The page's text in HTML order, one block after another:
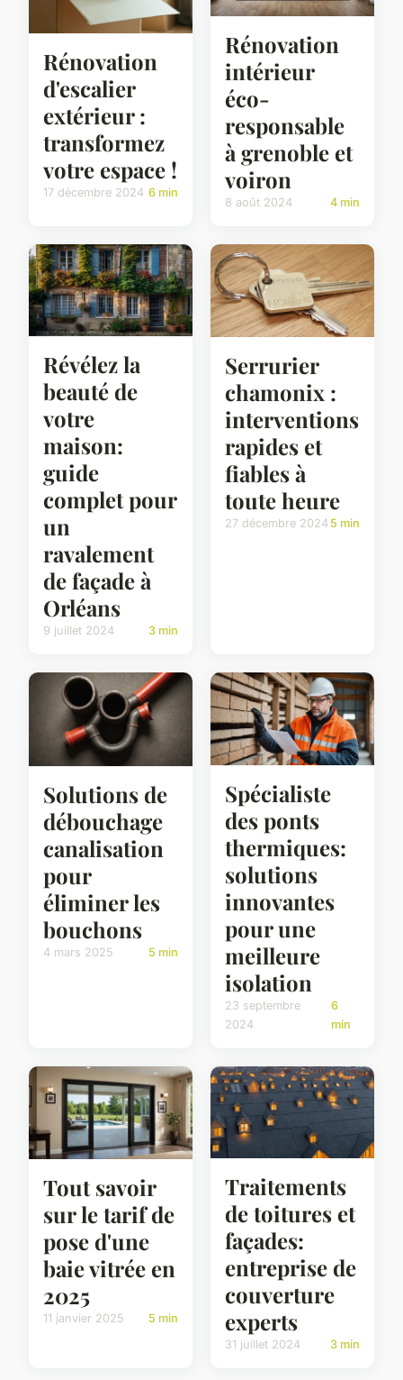
Rénovation
d'escalier
extérieur :
transformez
votre espace !
17 décembre 2024 6 min
Rénovation
intérieur
éco-
responsable
à grenoble et
voiron
8 août 2024 4 min
Révélez la
beauté de
votre
maison:
guide
complet pour
un
ravalement
de façade à
Orléans
9 juillet 2024 3 min
Serrurier
chamonix :
interventions
rapides et
fiables à
toute heure
27 décembre 2024 5 min
Solutions de
débouchage
canalisation
pour
éliminer les
bouchons
4 mars 2025 5 min
Spécialiste
des ponts
thermiques:
solutions
innovantes
pour une
meilleure
isolation
23 septembre
2024
6
min
Tout savoir
sur le tarif de
pose d'une
baie vitrée en
2025
11 janvier 2025 5 min
Traitements
de toitures et
façades:
entreprise de
couverture
experts
31 juillet 2024 3 min